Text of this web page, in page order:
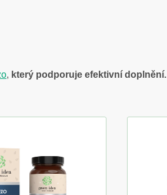
, který podporuje efektivní doplnění.